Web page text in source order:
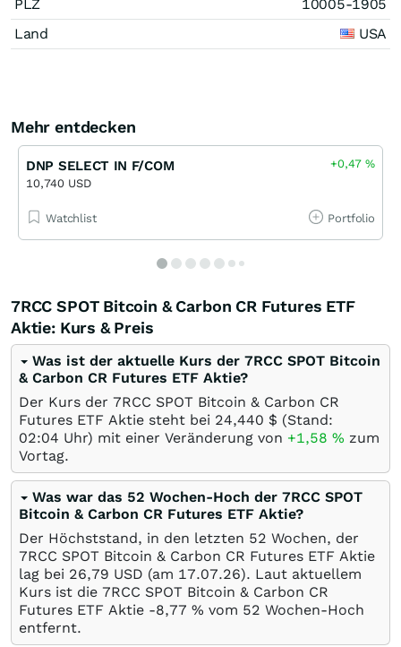
PLZ
10005-1905
Land
USA
Mehr entdecken
DNP SELECT IN F/COM
10,740 USD
+0,47%
Watchlist Portfolio
7RCC SPOT Bitcoin & Carbon CR Futures ETF
Aktie: Kurs & Preis
Was ist der aktuelle Kurs der 7RCC SPOT Bitcoin
& Carbon CR Futures ETF Aktie?
Der Kurs der 7RCC SPOT Bitcoin & Carbon CR
Futures ETF Aktie steht bei 24,440 $ (Stand:
02:04 Uhr) mit einer Veränderung von +1,58 % zum
Vortag.
Was war das 52 Wochen-Hoch der 7RCC SPOT
Bitcoin & Carbon CR Futures ETF Aktie?
Der Höchststand, in den letzten 52 Wochen, der
7RCC SPOT Bitcoin & Carbon CR Futures ETF Aktie
lag bei 26,79 USD (am 17.07.26). Laut aktuellem
Kurs ist die 7RCC SPOT Bitcoin & Carbon CR
Futures ETF Aktie -8,77 % vom 52 Wochen-Hoch
entfernt.